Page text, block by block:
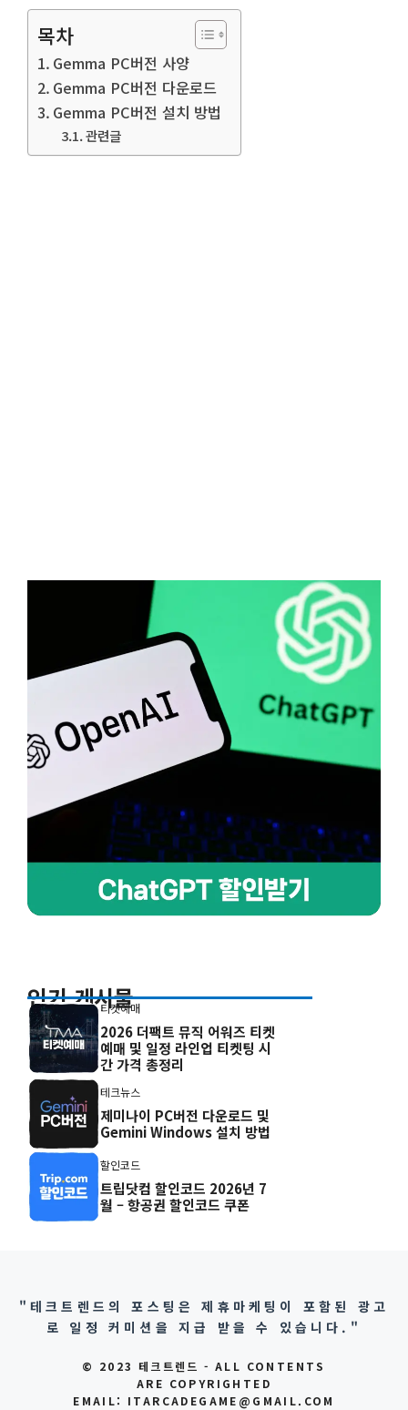
목차
Gemma PC버전 사양
Gemma PC버전 다운로드
Gemma PC버전 설치 방법
관련글
인기 게시물
티켓예매
2026 더팩트 뮤직 어워즈 티켓
예매 및 일정 라인업 티켓팅 시
간 가격 총정리
테크뉴스
제미나이 PC버전 다운로드 및
Gemini Windows 설치 방법
할인코드
트립닷컴 할인코드 2026년 7
월 – 항공권 할인코드 쿠폰
"테크트렌드의 포스팅은 제휴마케팅이 포함된 광고
로 일정 커미션을 지급 받을 수 있습니다."
© 2023 테크트렌드 - ALL CONTENTS
ARE COPYRIGHTED
EMAIL: ITARCADEGAME@GMAIL.COM